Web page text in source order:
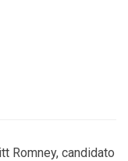
Romney, candidato